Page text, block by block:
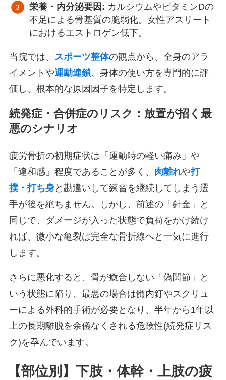
栄養・内分泌要因: カルシウムやビタミンDの
不足による骨基質の脆弱化。女性アスリート
におけるエストロゲン低下。
当院では、 スポーツ整体の観点から、全身のアラ
イメントや運動連鎖、身体の使い方を専門的に評
価し、根本的な原因因子を特定します。
続発症・合併症のリスク：放置が招く最
悪のシナリオ
疲労骨折の初期症状は「運動時の軽い痛み」や
「違和感」程度であることが多く、 肉離れや打
撲・打ち身と勘違いして練習を継続してしまう選
手が後を絶ちません。しかし、前述の「針金」と
同じで、ダメージが入った状態で負荷をかけ続け
れば、微小な亀裂は完全な骨折線へと一気に進行
します。
さらに悪化すると、骨が癒合しない「偽関節」と
いう状態に陥り、最悪の場合は髄内釘やスクリュ
ーによる外科的手術が必要となり、半年から1年以
上の長期離脱を余儀なくされる危険性(続発症リス
ク)を孕んでいます。
【部位別】下肢・体幹・上肢の疲